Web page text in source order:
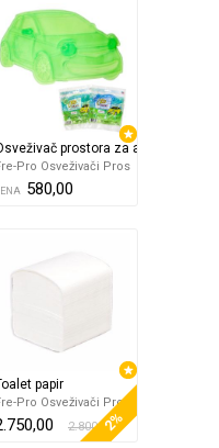
rolnu prostora za automobil u
Pro Osveživači Pros
580,00
papir
Pro Osveživači Pros
2.800,002%